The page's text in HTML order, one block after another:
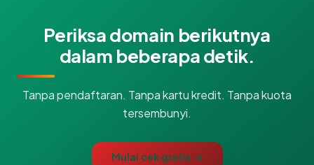
Periksa domain berikutnya
dalam beberapa detik.
Tanpa pendaftaran. Tanpa kartu kredit. Tanpa kuota
tersembunyi.
Mulai cek gratis →